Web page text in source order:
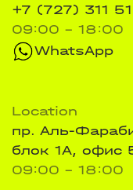
+7 (727) 311
09:00 - 18:00
WhatsApp
Location
пр. Аль-
блок 1А, офис
09:00 - 18:00